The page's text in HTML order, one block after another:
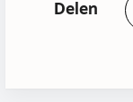
Delen